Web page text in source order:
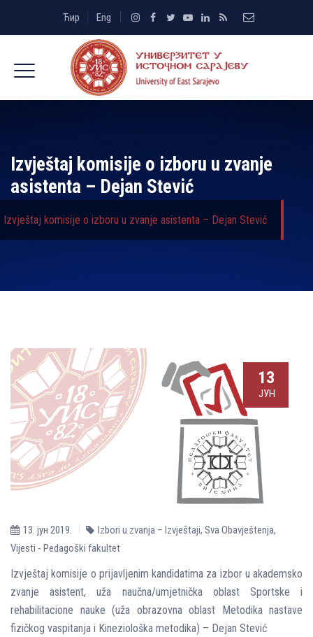
Ћир Eng
Izvještaj komisije o izboru u zvanje
asistenta – Dejan Stević
Izvještaj komisije o izboru u zvanje asistenta – Dejan Stević
13
ЈУН
13. јун 2019. Izbori u zvanja – Izvještaji, Sva Obavještenja,
Vijesti - Pedagoški fakultet
Izvještaj komisije o prijavljenim kandidatima za izbor u akademsko
zvanje asistent, uža naučna/umjetnička oblast Sportske i
rehabilitacione nauke (uža obrazovna oblast Metodika nastave
fizičkog vaspitanja i Kineziološka metodika) – Dejan Stević